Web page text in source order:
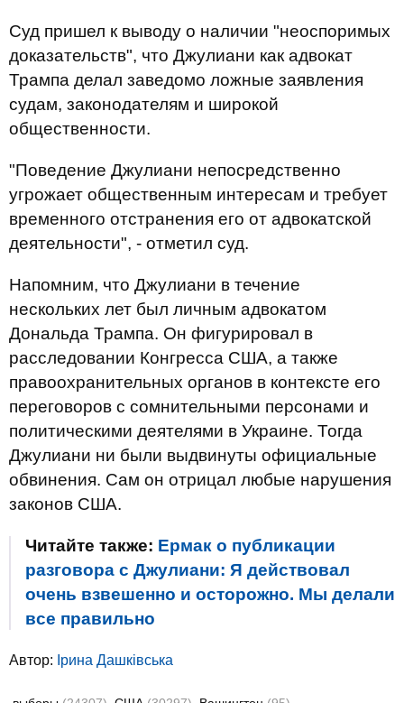
Суд пришел к выводу о наличии "неоспоримых
доказательств", что Джулиани как адвокат
Трампа делал заведомо ложные заявления
судам, законодателям и широкой
общественности.
"Поведение Джулиани непосредственно
угрожает общественным интересам и требует
временного отстранения его от адвокатской
деятельности", - отметил суд.
Напомним, что Джулиани в течение
нескольких лет был личным адвокатом
Дональда Трампа. Он фигурировал в
расследовании Конгресса США, а также
правоохранительных органов в контексте его
переговоров с сомнительными персонами и
политическими деятелями в Украине. Тогда
Джулиани ни были выдвинуты официальные
обвинения. Сам он отрицал любые нарушения
законов США.
Читайте также: Ермак о публикации
разговора с Джулиани: Я действовал
очень взвешенно и осторожно. Мы делали
все правильно
Автор: Ірина Дашківська